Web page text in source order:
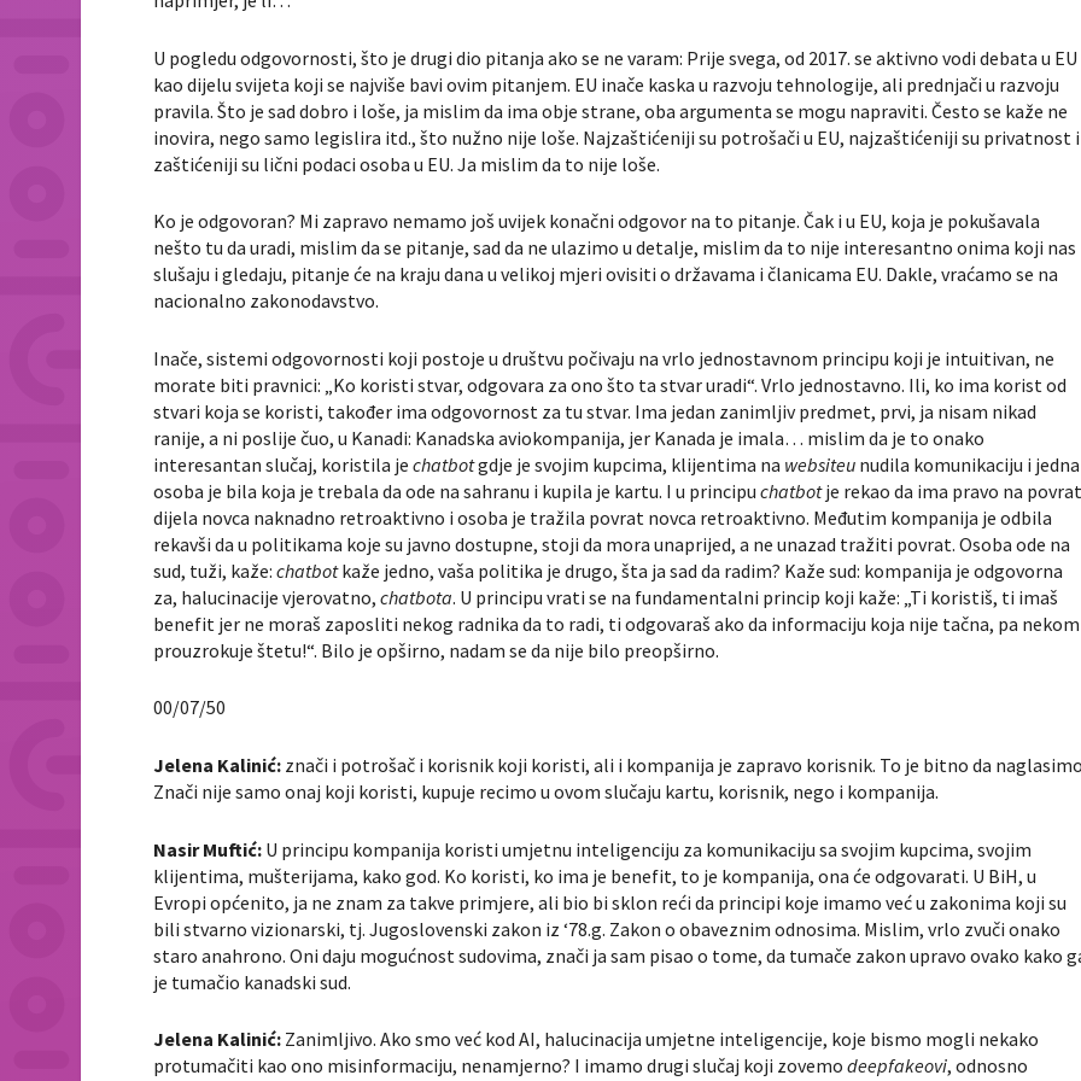
U pogledu odgovornosti, što je drugi dio pitanja ako se ne varam: Prije svega, od 2017. se aktivno vodi debata u EU
kao dijelu svijeta koji se najviše bavi ovim pitanjem. EU inače kaska u razvoju tehnologije, ali prednjači u razvoju
pravila. Što je sad dobro i loše, ja mislim da ima obje strane, oba argumenta se mogu napraviti. Često se kaže ne
inovira, nego samo legislira itd., što nužno nije loše. Najzaštićeniji su potrošači u EU, najzaštićeniji su privatnost i
zaštićeniji su lični podaci osoba u EU. Ja mislim da to nije loše.
Ko je odgovoran? Mi zapravo nemamo još uvijek konačni odgovor na to pitanje. Čak i u EU, koja je pokušavala
nešto tu da uradi, mislim da se pitanje, sad da ne ulazimo u detalje, mislim da to nije interesantno onima koji nas
slušaju i gledaju, pitanje će na kraju dana u velikoj mjeri ovisiti o državama i članicama EU. Dakle, vraćamo se na
nacionalno zakonodavstvo.
Inače, sistemi odgovornosti koji postoje u društvu počivaju na vrlo jednostavnom principu koji je intuitivan, ne
morate biti pravnici: „Ko koristi stvar, odgovara za ono što ta stvar uradi“. Vrlo jednostavno. Ili, ko ima korist od
stvari koja se koristi, također ima odgovornost za tu stvar. Ima jedan zanimljiv predmet, prvi, ja nisam nikad
ranije, a ni poslije čuo, u Kanadi: Kanadska aviokompanija, jer Kanada je imala… mislim da je to onako
interesantan slučaj, koristila jechatbotgdje je svojim kupcima, klijentima na websiteu nudila komunikaciju i jedna
osoba je bila koja je trebala da ode na sahranu i kupila je kartu. I u principuchatbotje rekao da ima pravo na
dijela novca naknadno retroaktivno i osoba je tražila povrat novca retroaktivno. Međutim kompanija je odbila
rekavši da u politikama koje su javno dostupne, stoji da mora unaprijed, a ne unazad tražiti povrat. Osoba ode na
sud, tuži, kaže:chatbotkaže jedno, vaša politika je drugo, šta ja sad da radim? Kaže sud: kompanija je odgovorna
za, halucinacije vjerovatno,chatbota. U principu vrati se na fundamentalni princip koji kaže: „Ti koristiš, ti imaš
benefit jer ne moraš zaposliti nekog radnika da to radi, ti odgovaraš ako da informaciju koja nije tačna, pa nekom
prouzrokuje štetu!“. Bilo je opširno, nadam se da nije bilo preopširno.
00/07/50
Jelena Kalinić: znači i potrošač i korisnik koji koristi, ali i kompanija je zapravo korisnik. To je bitno da
Znači nije samo onaj koji koristi, kupuje recimo u ovom slučaju kartu, korisnik, nego i kompanija.
Nasir Muftić: U principu kompanija koristi umjetnu inteligenciju za komunikaciju sa svojim kupcima, svojim
klijentima, mušterijama, kako god. Ko koristi, ko ima je benefit, to je kompanija, ona će odgovarati. U BiH, u
Evropi općenito, ja ne znam za takve primjere, ali bio bi sklon reći da principi koje imamo već u zakonima koji su
bili stvarno vizionarski, tj. Jugoslovenski zakon iz ‘78.g. Zakon o obaveznim odnosima. Mislim, vrlo zvuči onako
staro anahrono. Oni daju mogućnost sudovima, znači ja sam pisao o tome, da tumače zakon upravo ovako kako
je tumačio kanadski sud.
Jelena Kalinić: Zanimljivo. Ako smo već kod AI, halucinacija umjetne inteligencije, koje bismo mogli nekako
protumačiti kao ono misinformaciju, nenamjerno? I imamo drugi slučaj koji zovemodeepfakeovi, odnosno